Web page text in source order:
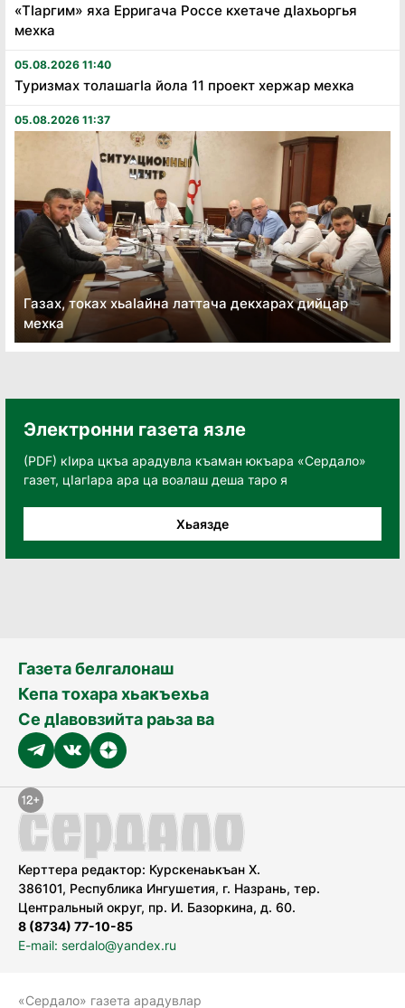
«Тӏаргим» яха Ерригача Россе кхетаче дӏахьоргья
мехка
05.08.2026 11:40
Туризмах толашагӏа йола 11 проект хержар мехка
05.08.2026 11:37
Газах, токах хьаӏайна латтача декхарах дийцар
мехка
Электронни газета язле
(PDF) кӀира цкъа арадувла къаман юкъара «Сердало»
газет, цӀагӀара ара ца воалаш деша таро я
Хьаязде
Газета белгалонаш
Кепа тохара хьакъехьа
Се дӀавовзийта раьза ва
Керттера редактор: Курскенаькъан Х.
386101, Республика Ингушетия, г. Назрань, тер.
Центральный округ, пр. И. Базоркина, д. 60.
8 (8734) 77-10-85
E-mail: serdalo@yandex.ru
«Сердало» газета арадувлар